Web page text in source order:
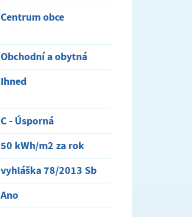
Centrum obce
Obchodní a obytná
Ihned
C - Úsporná
50 kWh/m2 za rok
vyhláška 78/2013 Sb
Ano